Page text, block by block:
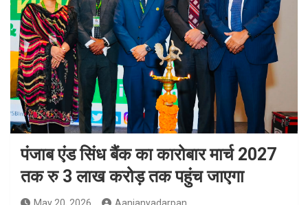
पंजाब एंड सिंध बैंक का कारोबार मार्च 2027
तक रु 3 लाख करोड़ तक पहुंच जाएगा